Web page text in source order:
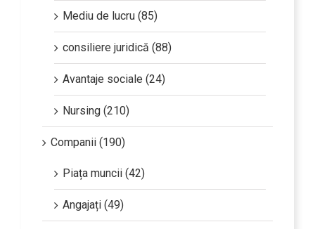
Mediu de lucru (85)
consiliere juridică (88)
Avantaje sociale (24)
Nursing (210)
Companii (190)
Piața muncii (42)
Angajați (49)